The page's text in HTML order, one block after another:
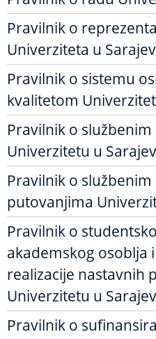
Pravilnik o
Univerziteta u
Pravilnik o sistemu
kvalitetom
Pravilnik o
Univerzitetu u
Pravilnik o službenim
putovanjima
Pravilnik o
akademskog osoblja
realizacije nastavnih
Univerzitetu u
Pravilnik o